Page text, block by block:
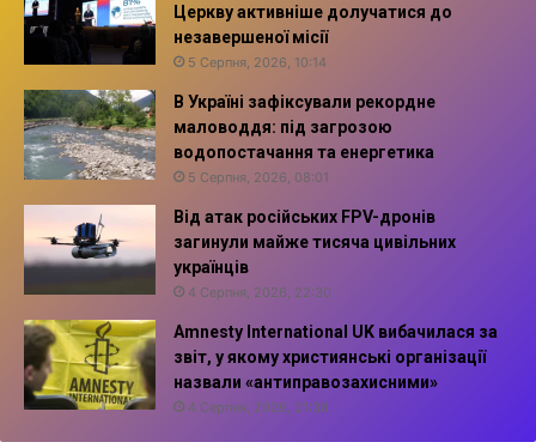
Церкву активніше долучатися до
незавершеної місії
5 Серпня, 2026, 10:14
В Україні зафіксували рекордне
маловоддя: під загрозою
водопостачання та енергетика
5 Серпня, 2026, 08:01
Від атак російських FPV-дронів
загинули майже тисяча цивільних
українців
4 Серпня, 2026, 22:30
Amnesty International UK вибачилася за
звіт, у якому християнські організації
назвали «антиправозахисними»
4 Серпня, 2026, 21:38